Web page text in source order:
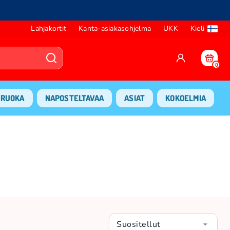
Lahjakortit Kanta-asiakasohjelma UKK Kieli
0
RUOKA NAPOSTELTAVAA ASIAT KOKOELMIA
Suositellut